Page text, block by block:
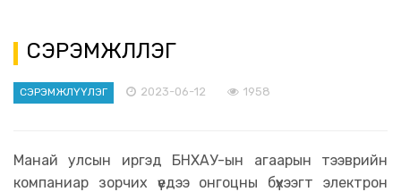
СЭРЭМЖЛҮҮЛЭГ
СЭРЭМЖЛҮҮЛЭГ 2023-06-12 1958
Манай улсын иргэд БНХАУ-ын агаарын тээврийн
компаниар зорчих үедээ онгоцны бүхээгт электрон